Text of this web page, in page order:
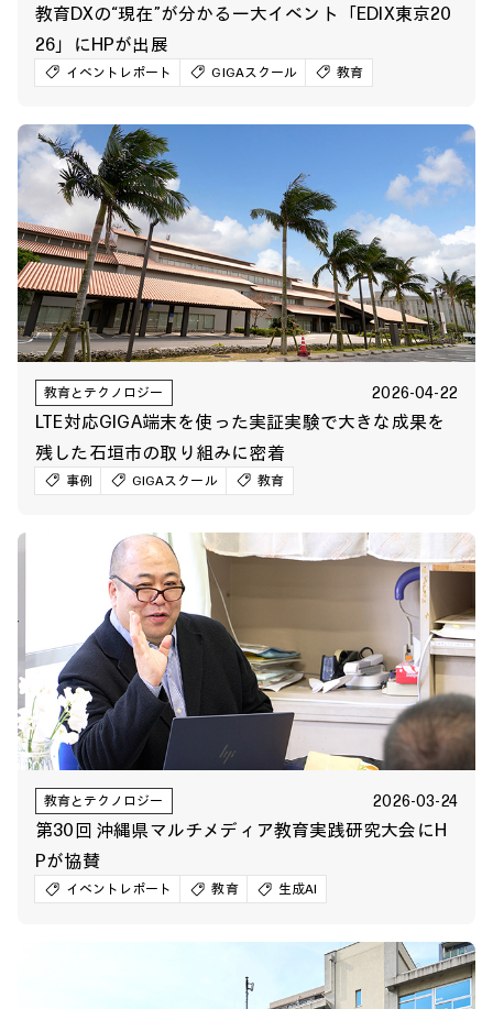
教育DXの“現在”が分かる一大イベント「EDIX東京20
26」にHPが出展
イベントレポート GIGAスクール 教育
教育とテクノロジー 2026-04-22
LTE対応GIGA端末を使った実証実験で大きな成果を
残した石垣市の取り組みに密着
事例 GIGAスクール 教育
教育とテクノロジー 2026-03-24
第30回 沖縄県マルチメディア教育実践研究大会にH
Pが協賛
イベントレポート 教育 生成AI